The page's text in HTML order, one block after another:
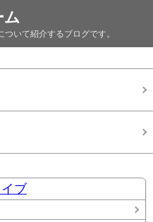
ム
いて紹介するブログです。
ブ